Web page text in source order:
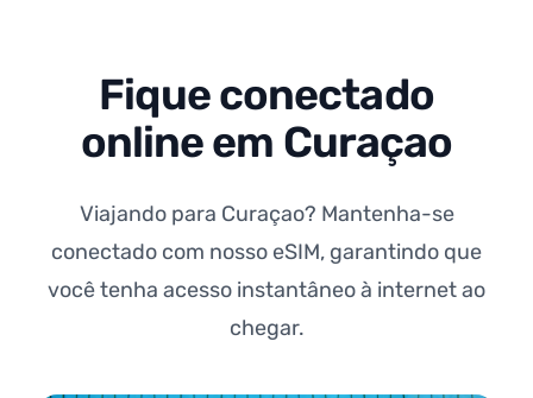
Fique conectado
online em Curaçao
Viajando para Curaçao? Mantenha-se
conectado com nosso eSIM, garantindo que
você tenha acesso instantâneo à internet ao
chegar.